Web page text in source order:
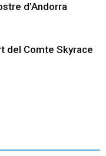
d’Andorra
del Comte Skyrace